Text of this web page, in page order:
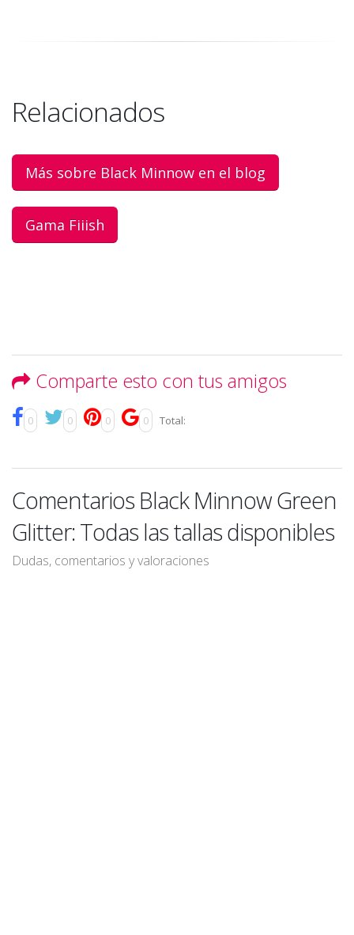
Relacionados
Más sobre Black Minnow en el blog
Gama Fiiish
Comparte esto con tus amigos
0 0 0 0 Total:
Comentarios Black Minnow Green
Glitter: Todas las tallas disponibles
Dudas, comentarios y valoraciones